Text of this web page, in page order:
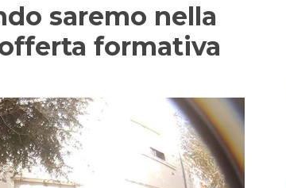
saremo nella
formativa